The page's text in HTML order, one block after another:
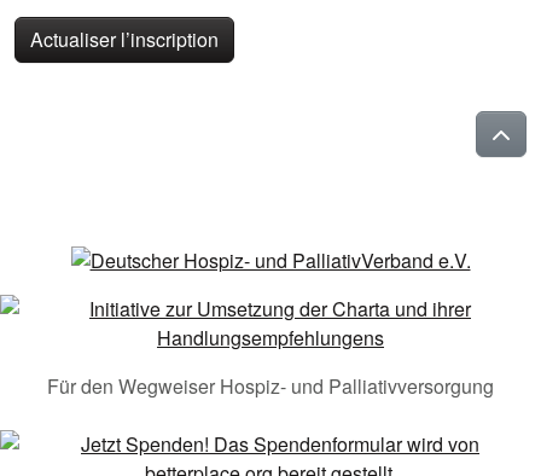
Actualiser l’inscription
Für den Wegweiser Hospiz- und Palliativversorgung